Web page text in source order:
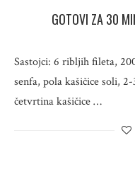
GOTOVI ZA 30
Sastojci: 6 ribljih fileta,
senfa, pola kašičice soli,
četvrtina kašičice …